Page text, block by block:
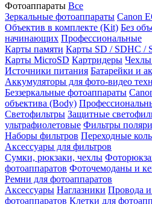
Фотоаппараты Все
Зеркальные фотоаппараты Canon
Объектив в комплекте (Kit) Без
начинающих Профессиональные
Карты памяти Карты SD / SDHC /
Карты MicroSD Картридеры Чехлы
Источники питания Батарейки и
Аккумуляторы для фото-видео
Беззеркальные фотоаппараты
объектива (Body)
Светофильтры Защитные
ультрафиолетовые Фильтры
Наборы фильтров Переходные
Аксессуары для фильтров
Сумки, рюкзаки, чехлы
фотоаппаратов Фоточемоданы и
Ремни для фотоаппаратов
Аксессуары Наглазники Провода и
фотоаппаратов Клетки для